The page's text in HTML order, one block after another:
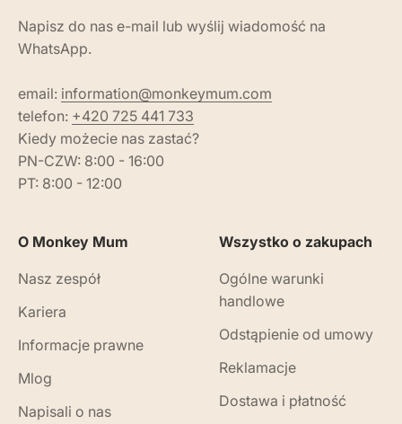
Napisz do nas e-mail lub wyślij wiadomość na
WhatsApp.
email: information@monkeymum.com
telefon: +420 725 441 733
Kiedy możecie nas zastać?
PN-CZW: 8:00 - 16:00
PT: 8:00 - 12:00
O Monkey Mum
Nasz zespół
Kariera
Informacje prawne
Mlog
Napisali o nas
Wszystko o zakupach
Ogólne warunki
handlowe
Odstąpienie od umowy
Reklamacje
Dostawa i płatność